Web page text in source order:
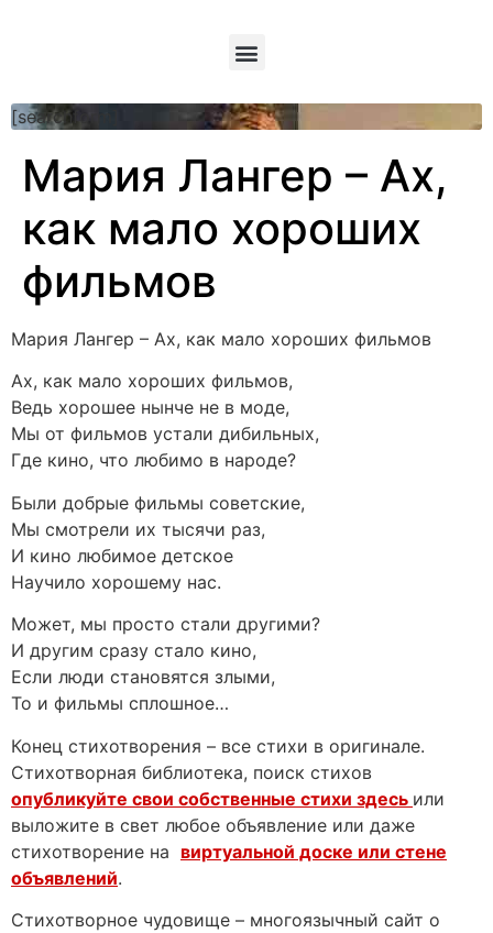
[searchform]
Мария Лангер – Ах,
как мало хороших
фильмов
Мария Лангер – Ах, как мало хороших фильмов
Ах, как мало хороших фильмов,
Ведь хорошее нынче не в моде,
Мы от фильмов устали дибильных,
Где кино, что любимо в народе?
Были добрые фильмы советские,
Мы смотрели их тысячи раз,
И кино любимое детское
Научило хорошему нас.
Может, мы просто стали другими?
И другим сразу стало кино,
Если люди становятся злыми,
То и фильмы сплошное…
Конец стихотворения – все стихи в оригинале.
Стихотворная библиотека, поиск стихов
опубликуйте свои собственные стихи здесь или
выложите в свет любое объявление или даже
стихотворение на виртуальной доске или стене
объявлений.
Стихотворное чудовище – многоязычный сайт о